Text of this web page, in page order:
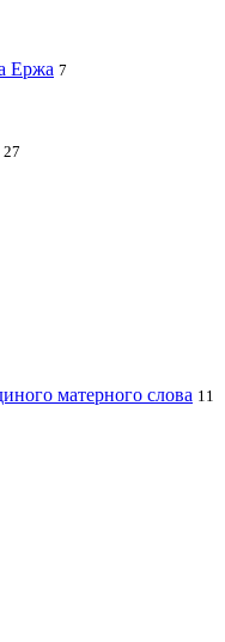
Ержа 7
27
матерного слова 11